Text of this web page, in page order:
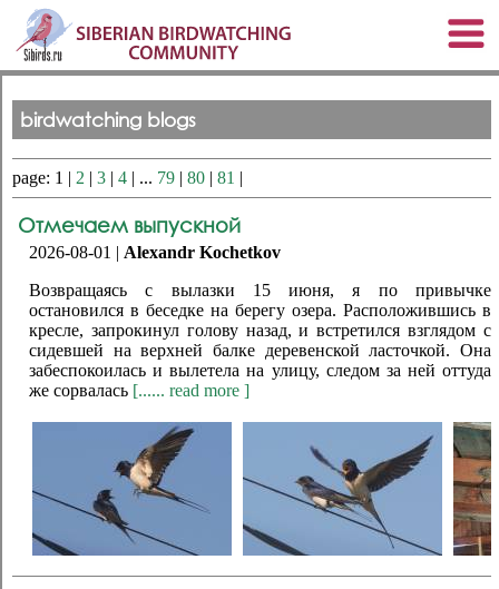
birdwatching blogs
page: 1 | 2 | 3 | 4 | ... 79 | 80 | 81 |
Отмечаем выпускной
2026-08-01 | Alexandr Kochetkov
Возвращаясь с вылазки 15 июня, я по привычке
остановился в беседке на берегу озера. Расположившись в
кресле, запрокинул голову назад, и встретился взглядом с
сидевшей на верхней балке деревенской ласточкой. Она
забеспокоилась и вылетела на улицу, следом за ней оттуда
же сорвалась [...... read more ]